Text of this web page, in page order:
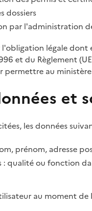
dossiers
par l'administration
légale
et du Règlement
permettre au
et
les données
prénom, adresse
qualité ou fonction
au moment